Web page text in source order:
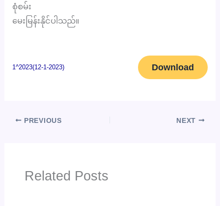
စုံစမ်း
မေးမြန်းနိုင်ပါသည်။
1^2023(12-1-2023) Download
PREVIOUS NEXT
Related Posts